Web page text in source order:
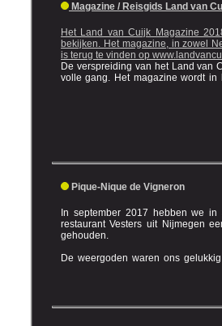
Magazine / Reisgids Land
Het Land van Cuijk Magazine
bekijken. Het magazine, in zowel
is terug te vinden op
De verspreiding van het Land van
volle gang. Het magazine wordt in het Land van Cuijk
Pique-Nique de Vigneron
In september 2017 hebben we in
restaurant Vesters uit Nijmegen een luxe pique-nique
gehouden.
De weergoden waren ons